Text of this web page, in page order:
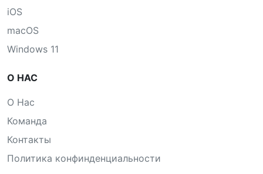
iOS
macOS
Windows 11
О НАС
О Нас
Команда
Контакты
Политика конфинденциальности